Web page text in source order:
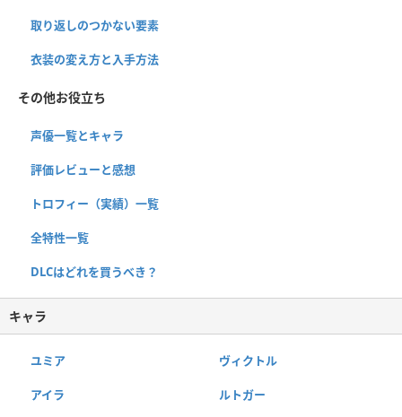
取り返しのつかない要素
衣装の変え方と入手方法
その他お役立ち
声優一覧とキャラ
評価レビューと感想
トロフィー（実績）一覧
全特性一覧
DLCはどれを買うべき？
キャラ
ユミア ヴィクトル
アイラ ルトガー